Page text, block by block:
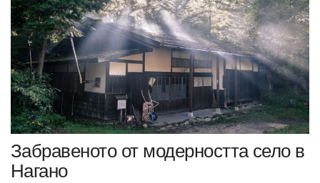
Забравеното от модерността село в
Нагано